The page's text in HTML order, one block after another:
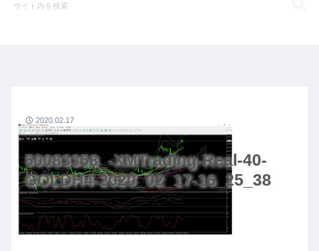
50083358_-XMTrading-Real-40-
GOLDH4-2020_02_17-16_25_38
2020.02.17